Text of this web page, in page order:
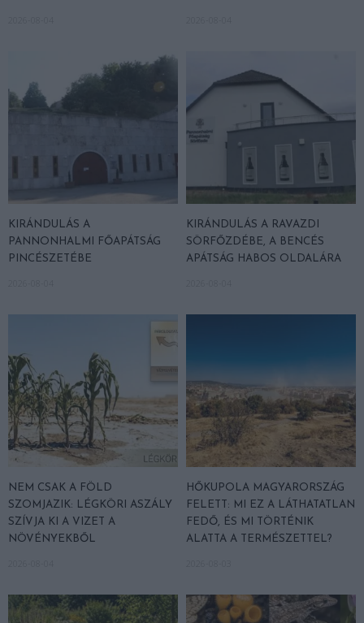
KIRÁNDULÁS A
PANNONHALMI FŐAPÁTSÁG
PINCÉSZETÉBE
KIRÁNDULÁS A RAVAZDI
SÖRFŐZDÉBE, A BENCÉS
APÁTSÁG HABOS OLDALÁRA
NEM CSAK A FÖLD
SZOMJAZIK: LÉGKÖRI ASZÁLY
SZÍVJA KI A VIZET A
NÖVÉNYEKBŐL
HŐKUPOLA MAGYARORSZÁG
FELETT: MI EZ A LÁTHATATLAN
FEDŐ, ÉS MI TÖRTÉNIK
ALATTA A TERMÉSZETTEL?